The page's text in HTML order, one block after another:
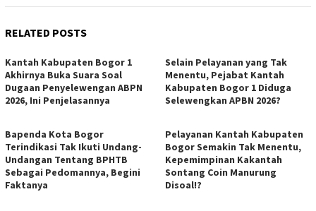
RELATED POSTS
Kantah Kabupaten Bogor 1
Akhirnya Buka Suara Soal
Dugaan Penyelewengan ABPN
2026, Ini Penjelasannya
Selain Pelayanan yang Tak
Menentu, Pejabat Kantah
Kabupaten Bogor 1 Diduga
Selewengkan APBN 2026?
Bapenda Kota Bogor
Terindikasi Tak Ikuti Undang-
Undangan Tentang BPHTB
Sebagai Pedomannya, Begini
Faktanya
Pelayanan Kantah Kabupaten
Bogor Semakin Tak Menentu,
Kepemimpinan Kakantah
Sontang Coin Manurung
Disoal!?